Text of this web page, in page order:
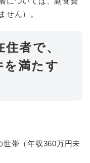
せん）。
者で、
満たす
帯（年収360万円未